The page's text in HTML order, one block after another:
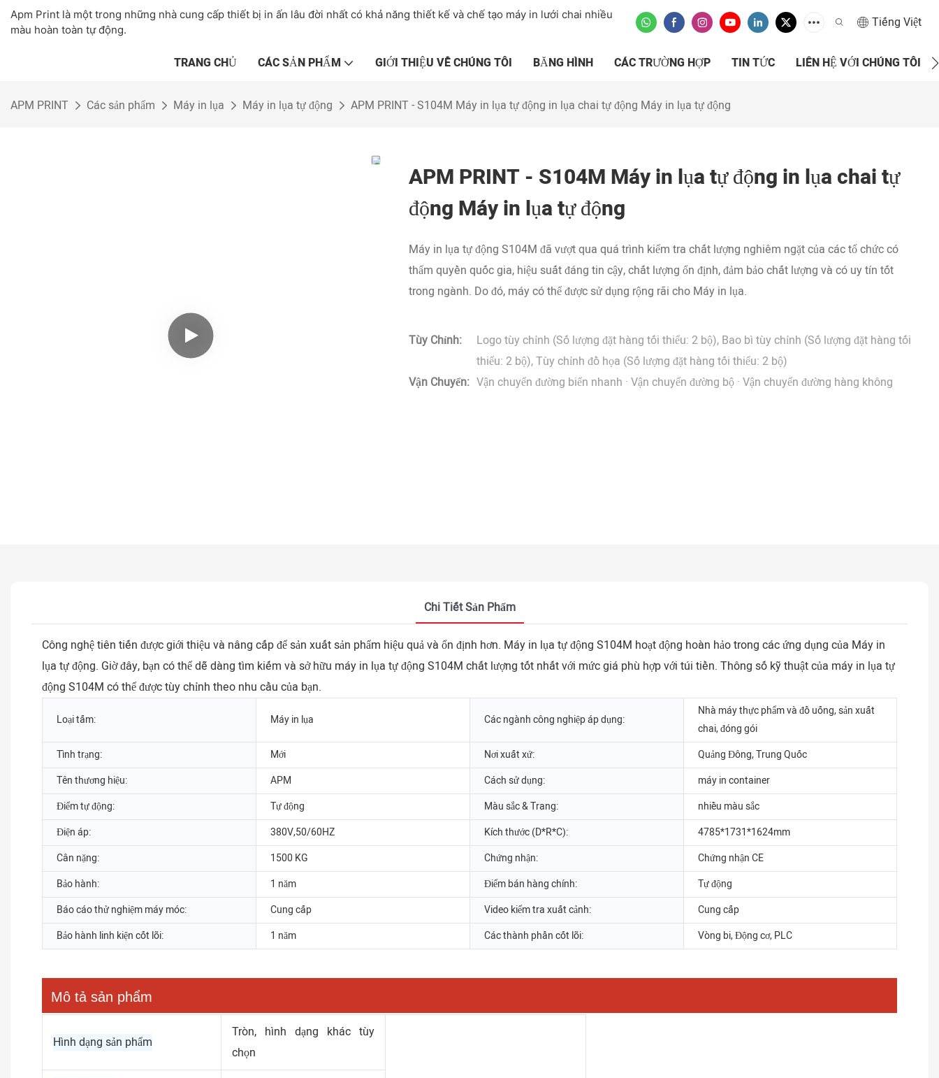
Apm Print là một trong những nhà cung cấp thiết bị in ấn lâu đời nhất có khả năng thiết kế và chế tạo máy in lưới chai nhiều
màu hoàn toàn tự động.
Tiếng Việt
TRANG CHỦ CÁC SẢN PHẨM GIỚI THIỆU VỀ CHÚNG TÔI BĂNG HÌNH CÁC TRƯỜNG HỢP TIN TỨC LIÊN HỆ VỚI CHÚNG TÔI
APM PRINT Các sản phẩm Máy in lụa Máy in lụa tự động APM PRINT - S104M Máy in lụa tự động in lụa chai tự động Máy in lụa tự động
APM PRINT - S104M Máy in lụa tự động in lụa chai tự
động Máy in lụa tự động
Máy in lụa tự động S104M đã vượt qua quá trình kiểm tra chất lượng nghiêm ngặt của các tổ chức có
thẩm quyền quốc gia, hiệu suất đáng tin cậy, chất lượng ổn định, đảm bảo chất lượng và có uy tín tốt
trong ngành. Do đó, máy có thể được sử dụng rộng rãi cho Máy in lụa.
Tùy Chỉnh:
Logo tùy chỉnh (Số lượng đặt hàng tối thiểu: 2 bộ), Bao bì tùy chỉnh (Số lượng đặt hàng tối
thiểu: 2 bộ), Tùy chỉnh đồ họa (Số lượng đặt hàng tối thiểu: 2 bộ)
Vận Chuyển: Vận chuyển đường biển nhanh · Vận chuyển đường bộ · Vận chuyển đường hàng không
Chi Tiết Sản Phẩm
Công nghệ tiên tiến được giới thiệu và nâng cấp để sản xuất sản phẩm hiệu quả và ổn định hơn. Máy in lụa tự động S104M hoạt động hoàn hảo trong các ứng dụng của Máy in
lụa tự động. Giờ đây, bạn có thể dễ dàng tìm kiếm và sở hữu máy in lụa tự động S104M chất lượng tốt nhất với mức giá phù hợp với túi tiền. Thông số kỹ thuật của máy in lụa tự
động S104M có thể được tùy chỉnh theo nhu cầu của bạn.
Loại tấm: Máy in lụa Các ngành công nghiệp áp dụng:
Nhà máy thực phẩm và đồ uống, sản xuất
chai, đóng gói
Tình trạng:
Mới Nơi xuất xứ:
Quảng Đông, Trung Quốc
Tên thương hiệu:
APM Cách sử dụng:
máy in container
Điểm tự động:
Tự động Màu sắc & Trang:
nhiều màu sắc
Điện áp:
380V,50/60HZ Kích thước (D*R*C):
4785*1731*1624mm
Cân nặng:
1500 KG Chứng nhận:
Chứng nhận CE
Bảo hành:
1 năm Điểm bán hàng chính:
Tự động
Báo cáo thử nghiệm máy móc:
Cung cấp Video kiểm tra xuất cảnh:
Cung cấp
Bảo hành linh kiện cốt lõi:
1 năm Các thành phần cốt lõi: Vòng bi, Động cơ, PLC
Mô tả sản phẩm
Hình dạng sản phẩm
Tròn, hình dạng khác tùy
chọn